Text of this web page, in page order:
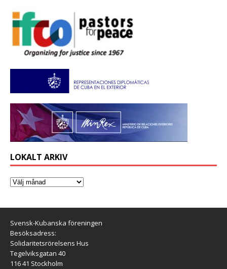
LOKALT ARKIV
Svensk-Kubanska föreningen
Besöksadress:
Solidaritetsrörelsens Hus
Tegelviksgatan 40
116 41 Stockholm